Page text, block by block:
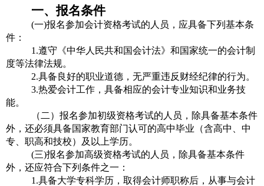
一、报名条件
(一)报名参加会计资格考试的人员，应具备下列基本条
件：
1.遵守《中华人民共和国会计法》和国家统一的会计制
度等法律法规。
2.具备良好的职业道德，无严重违反财经纪律的行为。
3.热爱会计工作，具备相应的会计专业知识和业务技
能。
（二）报名参加初级资格考试的人员，除具备基本条件
外，还必须具备国家教育部门认可的高中毕业（含高中、中
专、职高和技校）及以上学历。
(三)报名参加高级资格考试的人员，除具备基本条件
外，还应符合下列条件之一：
1.具备大学专科学历，取得会计师职称后，从事与会计